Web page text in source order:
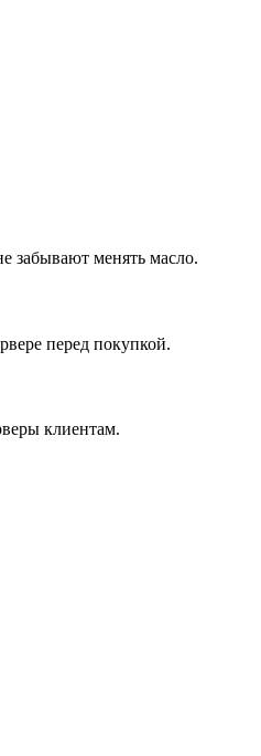
забывают менять масло.
перед покупкой.
клиентам.